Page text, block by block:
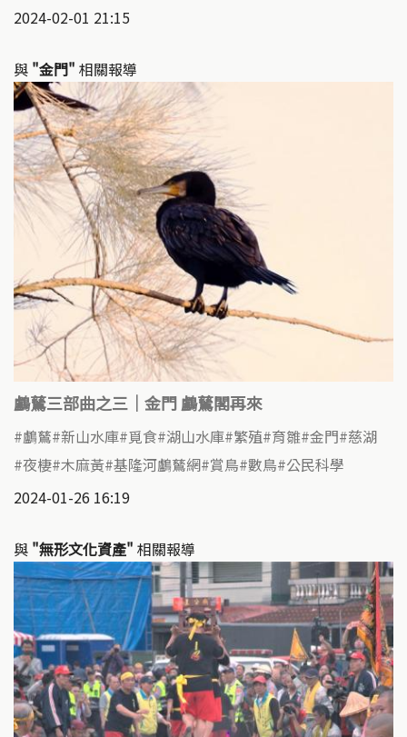
2024-02-01 21:15
與 "金門" 相關報導
鸕鶿三部曲之三｜金門 鸕鶿閣再來
鸕鶿 新山水庫 覓食 湖山水庫 繁殖 育雛 金門 慈湖
夜棲 木麻黃 基隆河鸕鶿網 賞鳥 數鳥 公民科學
2024-01-26 16:19
與 "無形文化資產" 相關報導